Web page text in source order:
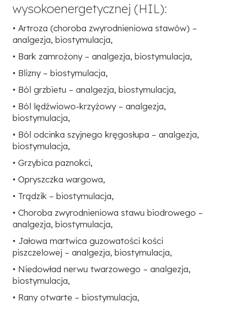
wysokoenergetycznej (HIL):
• Artroza (choroba zwyrodnieniowa stawów) –
analgezja, biostymulacja,
• Bark zamrożony – analgezja, biostymulacja,
• Blizny – biostymulacja,
• Ból grzbietu – analgezja, biostymulacja,
• Ból lędźwiowo-krzyżowy – analgezja,
biostymulacja,
• Ból odcinka szyjnego kręgosłupa – analgezja,
biostymulacja,
• Grzybica paznokci,
• Opryszczka wargowa,
• Trądzik – biostymulacja,
• Choroba zwyrodnieniowa stawu biodrowego –
analgezja, biostymulacja,
• Jałowa martwica guzowatości kości
piszczelowej – analgezja, biostymulacja,
• Niedowład nerwu twarzowego – analgezja,
biostymulacja,
• Rany otwarte – biostymulacja,